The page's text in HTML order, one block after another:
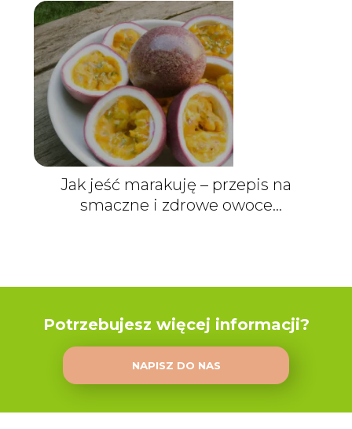
Jak jeść marakuję – przepis na
smaczne i zdrowe owoce
Potrzebujesz więcej informacji?
NAPISZ DO NAS